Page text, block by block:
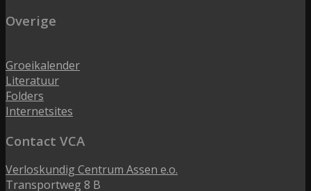
Overige
Groeikalender
Literatuur
Folders
Internetsites
Contact VCA
Verloskundig Centrum Assen e.o.
Transportweg 8 B